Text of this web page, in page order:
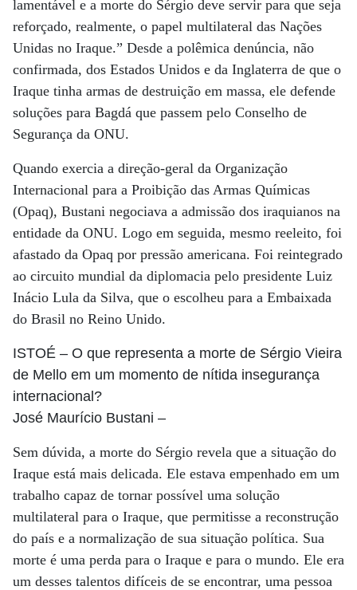
lamentável e a morte do Sérgio deve servir para que seja
reforçado, realmente, o papel multilateral das Nações
Unidas no Iraque.” Desde a polêmica denúncia, não
confirmada, dos Estados Unidos e da Inglaterra de que o
Iraque tinha armas de destruição em massa, ele defende
soluções para Bagdá que passem pelo Conselho de
Segurança da ONU.
Quando exercia a direção-geral da Organização
Internacional para a Proibição das Armas Químicas
(Opaq), Bustani negociava a admissão dos iraquianos na
entidade da ONU. Logo em seguida, mesmo reeleito, foi
afastado da Opaq por pressão americana. Foi reintegrado
ao circuito mundial da diplomacia pelo presidente Luiz
Inácio Lula da Silva, que o escolheu para a Embaixada
do Brasil no Reino Unido.
ISTOÉ – O que representa a morte de Sérgio Vieira
de Mello em um momento de nítida insegurança
internacional?
José Maurício Bustani –
Sem dúvida, a morte do Sérgio revela que a situação do
Iraque está mais delicada. Ele estava empenhado em um
trabalho capaz de tornar possível uma solução
multilateral para o Iraque, que permitisse a reconstrução
do país e a normalização de sua situação política. Sua
morte é uma perda para o Iraque e para o mundo. Ele era
um desses talentos difíceis de se encontrar, uma pessoa